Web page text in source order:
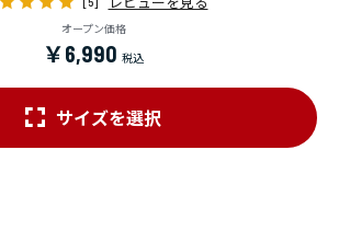
オープン価格
￥6,990
サイズを選択